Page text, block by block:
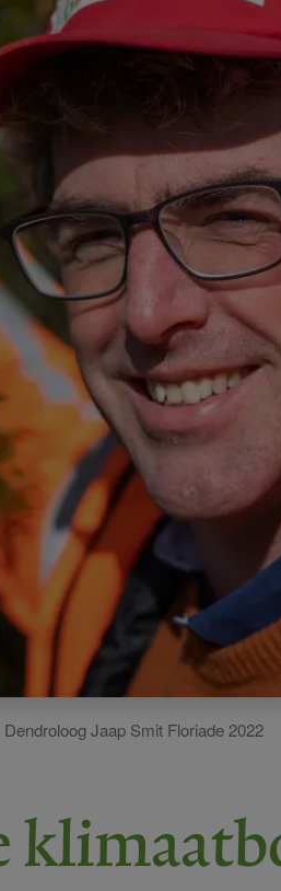
Dendroloog Jaap Smit Floriade 2022